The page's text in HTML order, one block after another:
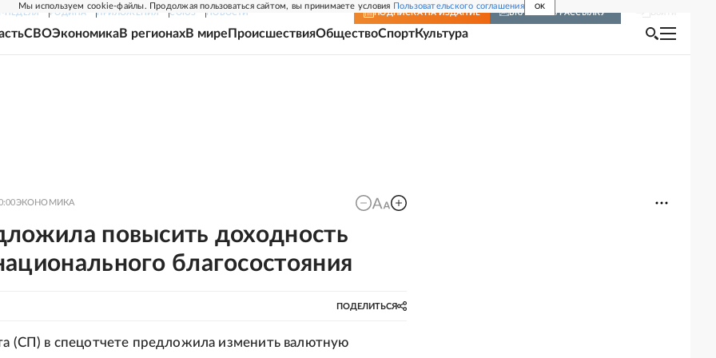
Мы используем cookie-файлы. Продолжая пользоваться сайтом, вы принимаете условия Пользовательского соглашения OK
НЕДЕЛЯ РОДИНА ПРИЛОЖЕНИЯ СОЮЗ НОВОСТИ ПОДПИСКА НА ИЗДАНИЕ ВКЛЮЧИТЬ РАССЫЛКУ
СВОЭкономикаВ регионахВ мире ПроисшествияОбществоСпортКультура
ЭКОНОМИКА
повысить доходность
благосостояния
ПОДЕЛИТЬСЯ
(СП) в спецотчете предложила изменить валютную